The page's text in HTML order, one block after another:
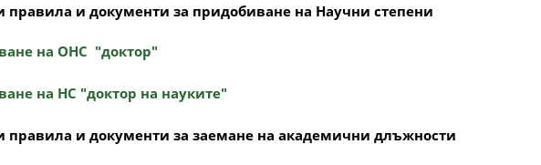
правила и документи за придобиване на Научни степени
на ОНС "доктор"
на НС "доктор на науките"
правила и документи за заемане на академични длъжности